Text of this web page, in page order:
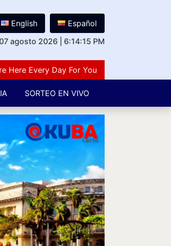
English
Español
agosto 2026
6:14:15 PM
Every Day For You Lovers Of Number
SORTEO EN VIVO